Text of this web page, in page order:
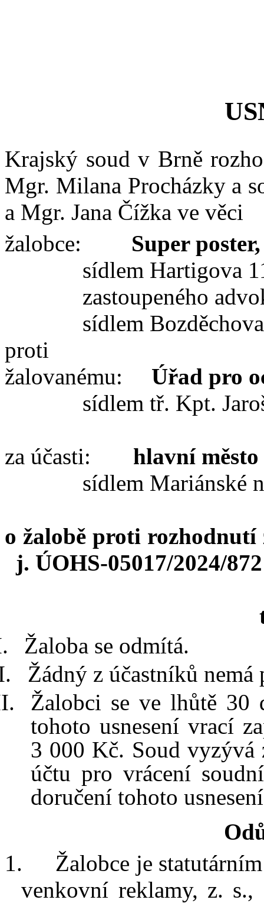
Krajský soud v Brně
Mgr. Milana Procházky a
a Mgr. Jana Čížka ve věci
žalobce:
Super
sídlem Hartigova
zastoupeného
sídlem
proti
žalovanému:
Úřad pro
sídlem tř. Kpt.
za účasti: hlavní
sídlem Mariánské
o žalobě proti rozhodnutí
j. ÚOHS-05017/2024/872
Žaloba se odmítá.
Žádný z účastníků
Žalobci se ve lhůtě 30
tohoto usnesení vrací
3 000 Kč. Soud vyzývá
účtu pro vrácení
doručení tohoto
1.
Žalobce je
venkovní reklamy, z. s.,